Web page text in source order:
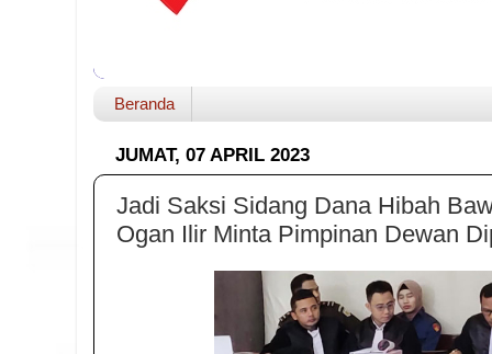
Beranda
JUMAT, 07 APRIL 2023
Jadi Saksi Sidang Dana Hibah
Ogan Ilir Minta Pimpinan Dewan